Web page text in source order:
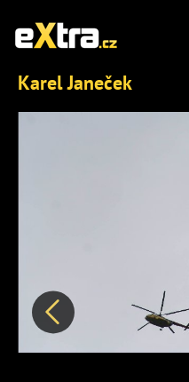
Karel Janeček
Předchozí